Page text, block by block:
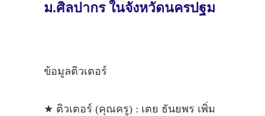
ม.ศิลปากร ในจังหวัดนครปฐม
ข้อมูลติวเตอร์
★ ติวเตอร์ (คุณครู) : เตย ธันยพร เพิ่ม